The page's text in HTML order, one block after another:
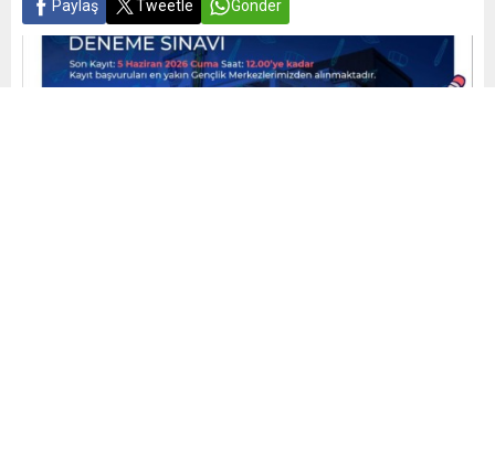
Paylaş Tweetle Gönder